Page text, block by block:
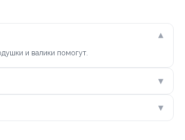
▾
и валики помогут.
▾
▾